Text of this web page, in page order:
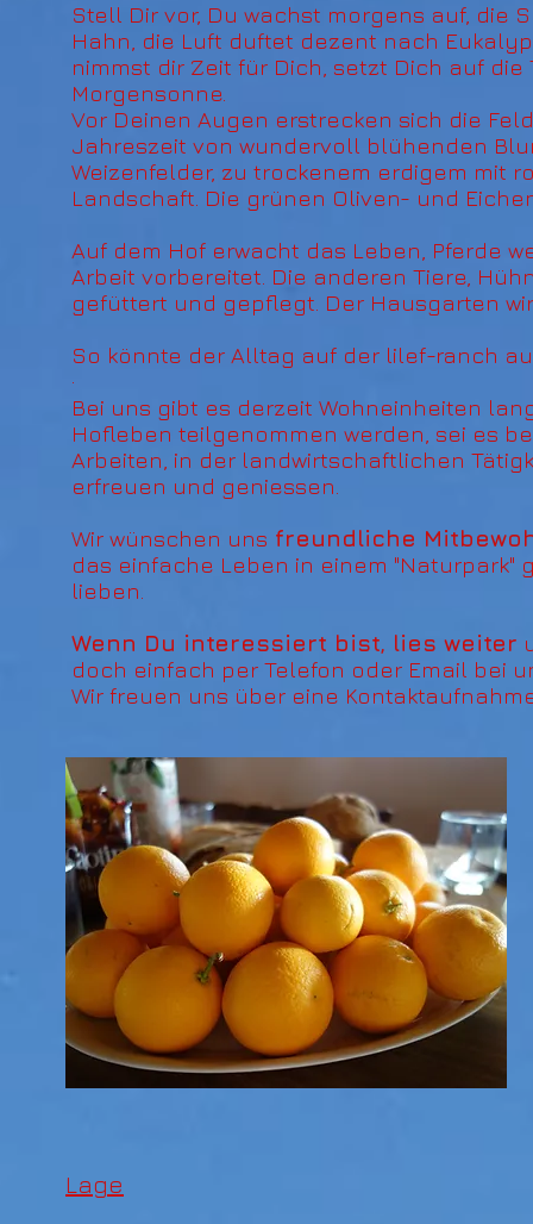
Stell Dir vor, Du wachst morgens auf, die
Hahn, die Luft duftet dezent nach
nimmst dir Zeit für Dich, setzt Dich auf
Morgensonne.
Vor Deinen Augen erstrecken sich die
Jahreszeit von wundervoll blühenden
Weizenfelder, zu trockenem erdigem mit
Landschaft. Die grünen Oliven- und
Auf dem Hof erwacht das Leben, Pferde
Arbeit vorbereitet. Die anderen Tiere,
gefüttert und gepflegt. Der Hausgarten
So könnte der Alltag auf der lilef-ranch
·
Bei uns gibt es derzeit Wohneinheiten
Hofleben teilgenommen werden, sei es
Arbeiten, in der landwirtschaftlichen
erfreuen und geniessen.​
Wir wünschen uns freundliche
das einfache Leben in einem
lieben.​
Wenn Du interessiert bist, lies weiter
doch einfach per Telefon oder Email bei
Wir freuen uns über eine
Lage